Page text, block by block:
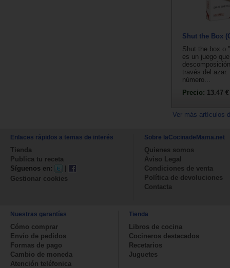
Shut the Box
Shut the box o
es un juego
través del azar.
número...
Precio: 13.47 €
Ver más artículos
Enlaces rápidos a temas de interés
Tienda
Publica tu receta
Síguenos en:
Gestionar cookies
Sobre laCocinadeMama.net
Quienes somos
Aviso Legal
Condiciones de venta
Política de devoluciones
Contacta
Nuestras garantías
Cómo comprar
Envío de pedidos
Formas de pago
Cambio de moneda
Atención teléfonica
Tienda
Libros de cocina
Cocineros destacados
Recetarios
Juguetes